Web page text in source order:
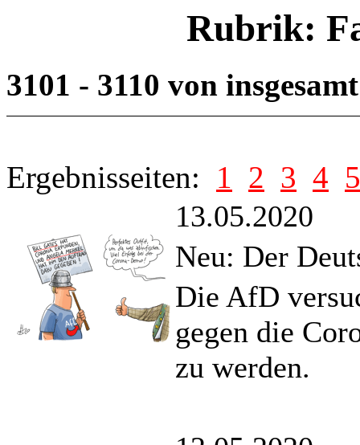
Rubrik:
3101 - 3110 von
Ergebnisseiten: 1 2 3 4 5
13.05.2020
Neu: Der
Die AfD
gegen die
zu werden.